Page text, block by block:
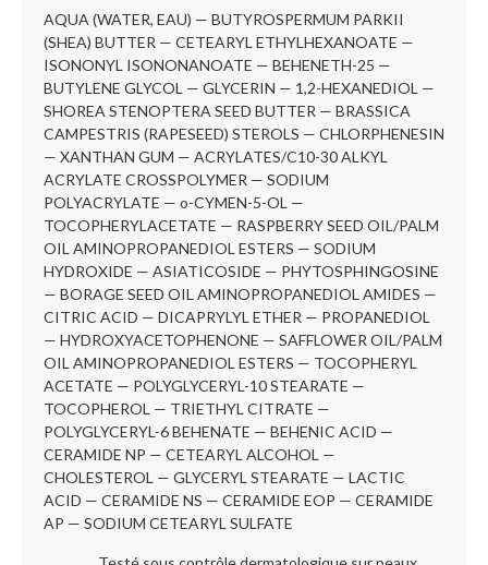
AQUA (WATER, EAU) — BUTYROSPERMUM PARKII
(SHEA) BUTTER — CETEARYL ETHYLHEXANOATE —
ISONONYL ISONONANOATE — BEHENETH-25 —
BUTYLENE GLYCOL — GLYCERIN — 1,2-HEXANEDIOL —
SHOREA STENOPTERA SEED BUTTER — BRASSICA
CAMPESTRIS (RAPESEED) STEROLS — CHLORPHENESIN
— XANTHAN GUM — ACRYLATES/C10-30 ALKYL
ACRYLATE CROSSPOLYMER — SODIUM
POLYACRYLATE — o-CYMEN-5-OL —
TOCOPHERYLACETATE — RASPBERRY SEED OIL/PALM
OIL AMINOPROPANEDIOL ESTERS — SODIUM
HYDROXIDE — ASIATICOSIDE — PHYTOSPHINGOSINE
— BORAGE SEED OIL AMINOPROPANEDIOL AMIDES —
CITRIC ACID — DICAPRYLYL ETHER — PROPANEDIOL
— HYDROXYACETOPHENONE — SAFFLOWER OIL/PALM
OIL AMINOPROPANEDIOL ESTERS — TOCOPHERYL
ACETATE — POLYGLYCERYL-10 STEARATE —
TOCOPHEROL — TRIETHYL CITRATE —
POLYGLYCERYL-6 BEHENATE — BEHENIC ACID —
CERAMIDE NP — CETEARYL ALCOHOL —
CHOLESTEROL — GLYCERYL STEARATE — LACTIC
ACID — CERAMIDE NS — CERAMIDE EOP — CERAMIDE
AP — SODIUM CETEARYL SULFATE